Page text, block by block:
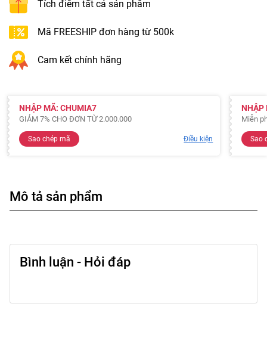
Tích điểm tất cả sản phẩm
Mã FREESHIP đơn hàng từ 500k
Cam kết chính hãng
NHẬP MÃ: CHUMIA7
GIẢM 7% CHO ĐƠN TỪ 2.000.000
Sao chép mã Điều kiện
NHẬP
Miễn
Sao
Mô tả sản phẩm
Bình luận - Hỏi đáp